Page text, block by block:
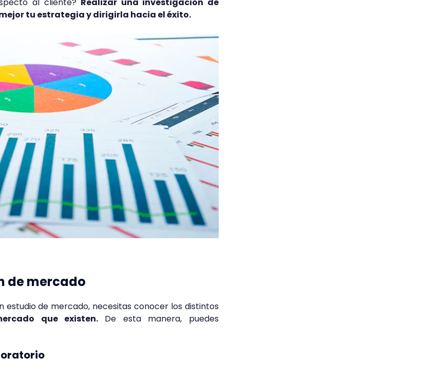
tu estrategia y dirigirla hacia el éxito.
de mercado
de mercado, necesitas conocer los distintos
que existen. De esta manera, puedes